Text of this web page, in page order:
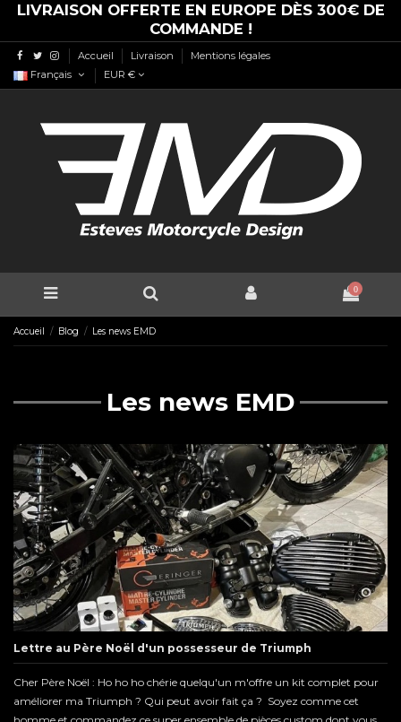
LIVRAISON OFFERTE EN EUROPE DÈS 300€ DE
COMMANDE !
Accueil Livraison
Mentions légales
Français
EUR €
0
Accueil Blog Les news EMD
Les news EMD
Lettre au Père Noël d'un possesseur de Triumph
Cher Père Noël : Ho ho ho chérie quelqu'un m'offre un kit complet pour
améliorer ma Triumph ? Qui peut avoir fait ça ? Soyez comme cet